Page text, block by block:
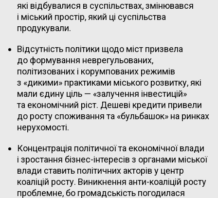
які відбувалися в суспільствах, змінювався
і міський простір, який ці суспільства
продукували.
Відсутність політики щодо міст призвела
до формування неврегульованих,
політизованих і корумпованих режимів
з «дикими» практиками міського розвитку, які
мали єдину ціль — «залучення інвестицій»
та економічний ріст. Дешеві кредити привели
до росту споживання та «бульбашок» на ринках
нерухомості.
Концентрація політичної та економічної влади
і зростання бізнес-інтересів з органами міської
влади ставить політичних акторів у центр
коаліцій росту. Виникнення анти-коаліцій росту
проблемне, бо громадськість погодилася